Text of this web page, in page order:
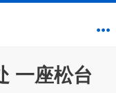
一座松台